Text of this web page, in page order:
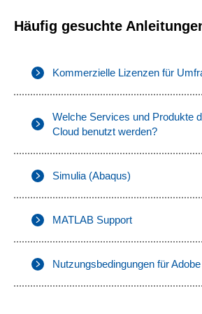
Häufig gesuchte
Kommerzielle Lizenzen für
Welche Services und Produkte
Cloud benutzt werden?
Simulia (Abaqus)
MATLAB Support
Nutzungsbedingungen für